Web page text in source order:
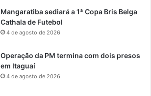
Mangaratiba sediará a 1ª Copa Bris Belga
Cathala de Futebol
4 de agosto de 2026
Operação da PM termina com dois presos
em Itaguaí
4 de agosto de 2026